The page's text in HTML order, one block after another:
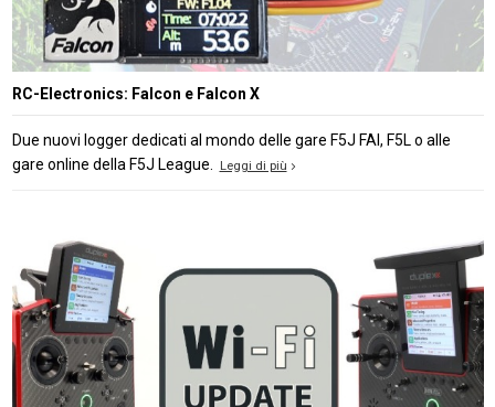
RC-Electronics: Falcon e Falcon X
Due nuovi logger dedicati al mondo delle gare F5J FAI, F5L o alle
gare online della F5J League.
Leggi di più